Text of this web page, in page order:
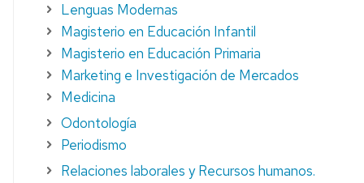
Lenguas Modernas
Magisterio en Educación Infantil
Magisterio en Educación Primaria
Marketing e Investigación de Mercados
Medicina
Odontología
Periodismo
Relaciones laborales y Recursos humanos.